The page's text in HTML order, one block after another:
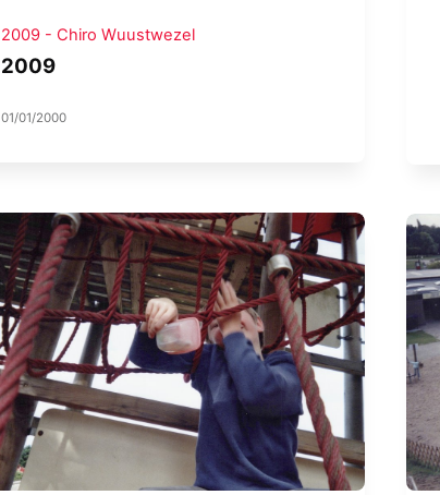
2009 - Chiro Wuustwezel
2009
01/01/2000